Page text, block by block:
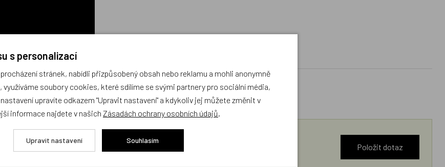
výběrem (Po–Pá, 10–17 hod).
Položit dotaz
s personalizací
stránek, nabídli přizpůsobený obsah nebo reklamu a mohli anonymně
soubory cookies, které sdílíme se svými partnery pro sociální média,
upravíte odkazem "Upravit nastavení" a kdykoliv jej můžete změnit v
informace najdete v našich Zásadách ochrany osobních údajů.
Upravit nastavení Souhlasím